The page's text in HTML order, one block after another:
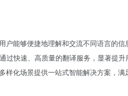
能够便捷地理解和交流不同语言的信
快速、高质量的翻译服务，显著提升
化场景提供一站式智能解决方案，满